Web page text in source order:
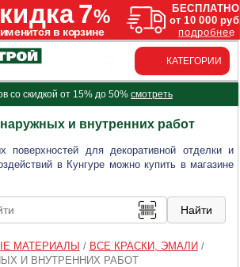
КАТЕГОРИИ
со скидкой от 15% до 50% смотреть
и внутренних работ
поверхностей для декоративной отделки и
в Кунгуре можно купить в магазине
МАТЕРИАЛЫ / ВСЕ КРАСКИ, ЭМАЛИ /
И ВНУТРЕННИХ РАБОТ